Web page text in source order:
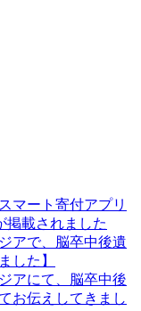
マート寄付アプリ
掲載されました
アで、脳卒中後遺
した】
アにて、脳卒中後
お伝えしてきまし